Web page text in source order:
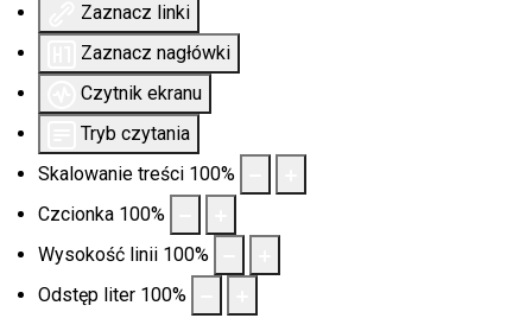
Zaznacz linki
Zaznacz nagłówki
Czytnik ekranu
Tryb czytania
Skalowanie treści 100%
Czcionka 100%
Wysokość linii 100%
Odstęp liter 100%